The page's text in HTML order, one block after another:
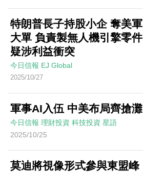
特朗普長子持股小企 奪美軍
大單 負責製無人機引擎零件
疑涉利益衝突
今日信報 EJ Global
2025/10/27
軍事AI入伍 中美布局齊搶灘
今日信報 理財投資 科技投資 星語
2025/10/25
莫迪將視像形式參與東盟峰